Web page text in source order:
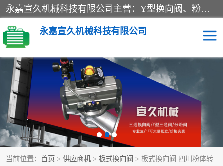
永嘉宣久机械科技有限公司主营：Y型换向阀、粉体换向阀、板式换向阀、三通换向阀、三通换向器、三通分路阀、管路换向阀等产品及服务。
永嘉宣久机械科技有限公司
当前位置： 首页 > 供应商机 > 板式换向阀 > 板式换向阀 四川粉体转
换向阀 Y型换向阀
板式换向阀 粉料换向阀
粉体换向阀 管道换向阀
管路换向阀 三通换向阀